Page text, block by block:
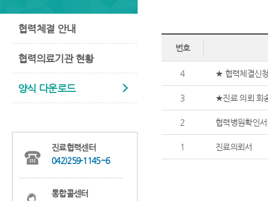
협력체결 안내
협력의료기관 현황
양식 다운로드
진료협력센터
042)259-1145~6
통합콜센터
번호
4 ★ 협력체결신
3 ★진료 의뢰 회
2 협력병원확인서
1 진료의뢰서